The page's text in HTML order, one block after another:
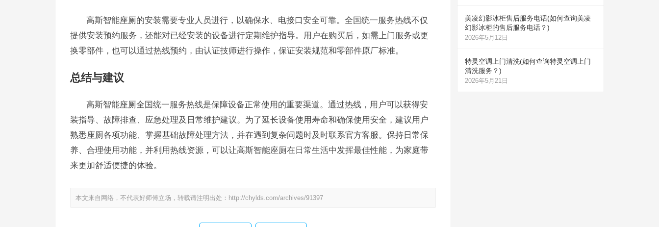
高斯智能座厕的安装需要专业人员进行，以确保水、电接口安全可靠。全国统一服务热线不仅
提供安装预约服务，还能对已经安装的设备进行定期维护指导。用户在购买后，如需上门服务或更
换零部件，也可以通过热线预约，由认证技师进行操作，保证安装规范和零部件原厂标准。
总结与建议
高斯智能座厕全国统一服务热线是保障设备正常使用的重要渠道。通过热线，用户可以获得安
装指导、故障排查、应急处理及日常维护建议。为了延长设备使用寿命和确保使用安全，建议用户
熟悉座厕各项功能、掌握基础故障处理方法，并在遇到复杂问题时及时联系官方客服。保持日常保
养、合理使用功能，并利用热线资源，可以让高斯智能座厕在日常生活中发挥最佳性能，为家庭带
来更加舒适便捷的体验。
本文来自网络，不代表好师傅立场，转载请注明出处： http://chylds.com/archives/91397
美凌幻影冰柜售后服务电话(如何查询美凌
幻影冰柜的售后服务电话？)
2026年5月12日
特灵空调上门清洗(如何查询特灵空调上门
清洗服务？)
2026年5月21日